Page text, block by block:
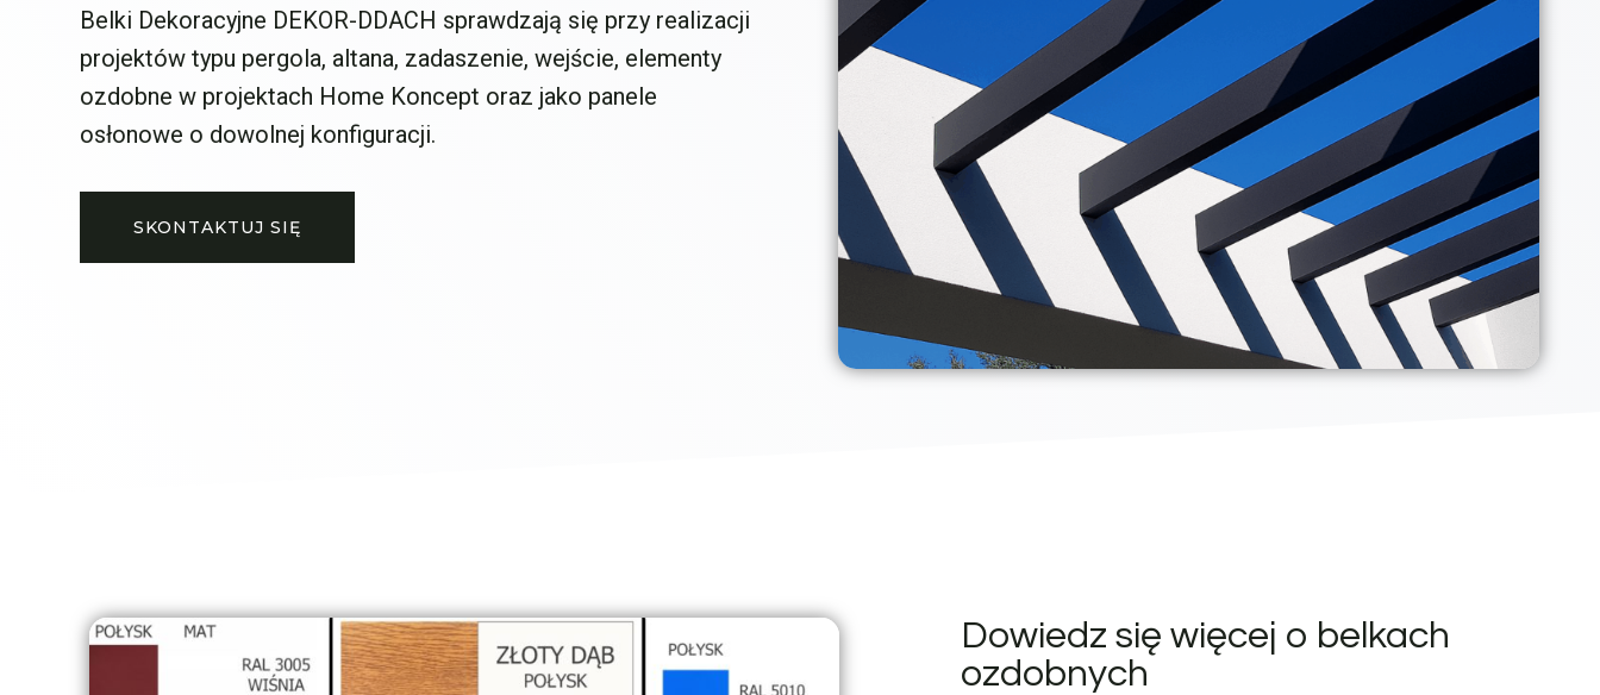
Belki Dekoracyjne DEKOR-DDACH sprawdzają się przy realizacji
projektów typu pergola, altana, zadaszenie, wejście, elementy
ozdobne w projektach Home Koncept oraz jako panele
osłonowe o dowolnej konfiguracji.
SKONTAKTUJ SIĘ
Dowiedz się więcej o belkach
ozdobnych